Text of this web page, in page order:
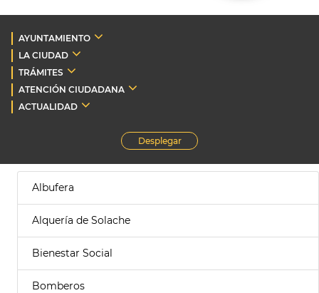
AYUNTAMIENTO
LA CIUDAD
TRÁMITES
ATENCIÓN CIUDADANA
ACTUALIDAD
Desplegar
Albufera
Alquería de Solache
Bienestar Social
Bomberos